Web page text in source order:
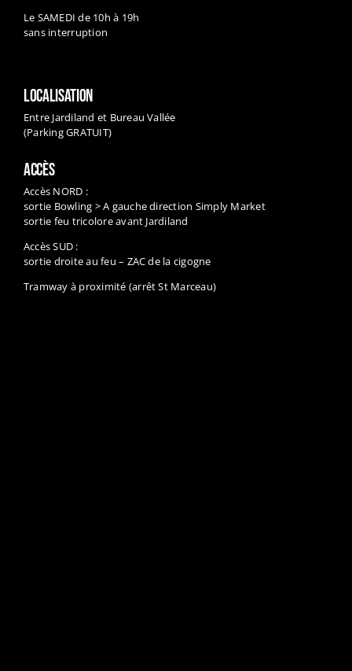
Le SAMEDI de 10h à 19h
sans interruption
LOCALISATION
Entre Jardiland et Bureau Vallée
(Parking GRATUIT)
ACCÈS
Accès NORD :
sortie Bowling > A gauche direction Simply Market
sortie feu tricolore avant Jardiland
Accès SUD :
sortie droite au feu – ZAC de la cigogne
Tramway à proximité (arrêt St Marceau)